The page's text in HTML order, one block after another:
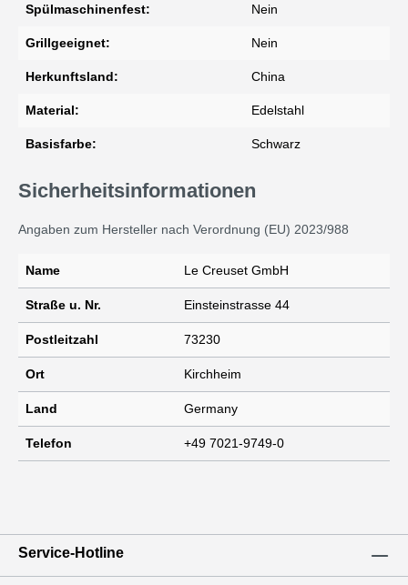
Spülmaschinenfest: Nein
Grillgeeignet: Nein
Herkunftsland: China
Material: Edelstahl
Basisfarbe: Schwarz
Sicherheitsinformationen
Angaben zum Hersteller nach Verordnung (EU) 2023/988
Name Le Creuset GmbH
Straße u. Nr. Einsteinstrasse 44
Postleitzahl 73230
Ort Kirchheim
Land Germany
Telefon +49 7021-9749-0
Service-Hotline